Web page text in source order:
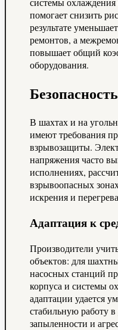
помогает снизить
результате
ремонтов, а
повышает общий
оборудования.
В шахтах и на
имеют требования
взрывозащиты.
напряжения часто
исполнениях,
взрывоопасных
искрения и
Адаптация к
Производители
объектов: для
насосных станций
корпуса и системы
адаптации удается
стабильную работу
запыленности и